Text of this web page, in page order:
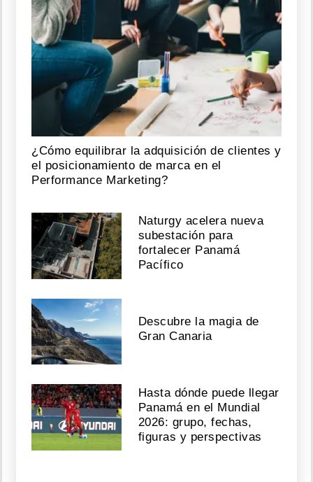
¿Cómo equilibrar la adquisición de clientes y
el posicionamiento de marca en el
Performance Marketing?
Naturgy acelera nueva
subestación para
fortalecer Panamá
Pacífico
Descubre la magia de
Gran Canaria
Hasta dónde puede llegar
Panamá en el Mundial
2026: grupo, fechas,
figuras y perspectivas